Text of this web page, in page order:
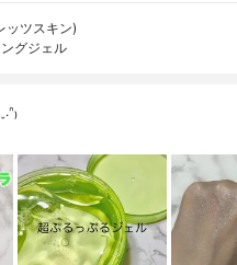
ッツスキン)
グジェル